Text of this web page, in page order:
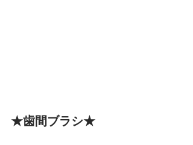
★歯間ブラシ★